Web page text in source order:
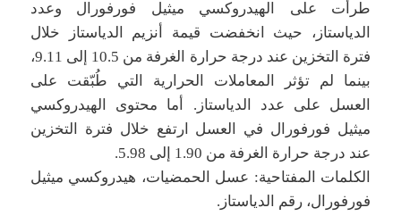
طرأت على الهيدروكسي ميثيل فورفورال وعدد
الدياستاز، حيث انخفضت قيمة أنزيم الدياستاز خلال
فترة التخزين عند درجة حرارة الغرفة من 10.5 إلى 9.11،
بينما لم تؤثر المعاملات الحرارية التي طُبّقت على
العسل على عدد الدياستاز. أما محتوى الهيدروكسي
ميثيل فورفورال في العسل ارتفع خلال فترة التخزين
عند درجة حرارة الغرفة من 1.90 إلى 5.98.
الكلمات المفتاحية: عسل الحمضيات، هيدروكسي ميثيل
فورفورال، رقم الدياستاز.